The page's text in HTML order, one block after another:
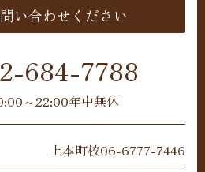
い合わせください
684-7788
～22:00年中無休
上本町校06-6777-7446